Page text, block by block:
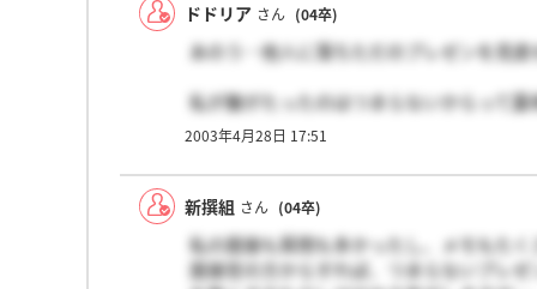
ドドリア さん (04卒)
あのう…他人に落ちただのプレゼンを見
私が腹がたったのはつまらないからって
内定もらったから方からすれば低レベル
2003年4月28日 17:51
新撰組 さん (04卒)
私の面接も質問も多かったし、メモもた
面接官の方からすれば、つまらないプレ